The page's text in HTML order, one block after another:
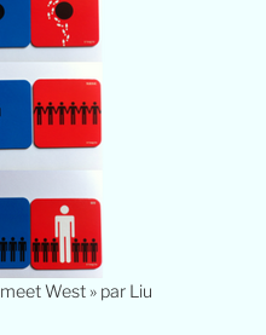
West » par Liu